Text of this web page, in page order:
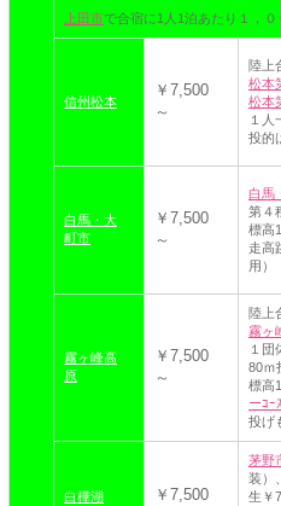
上田市で合宿に1人1泊あたり１，
信州松本
￥7,500
～
陸上
松本
松本
１
投的
白馬・大
町市
￥7,500
～
白馬
第４
標高
走高
用）
霧ヶ峰高
原
￥7,500
～
陸上
霧ヶ
１
80ｍ
標高
ーｺｰ
投げ
白樺湖
￥7,500
茅野
装）
生￥